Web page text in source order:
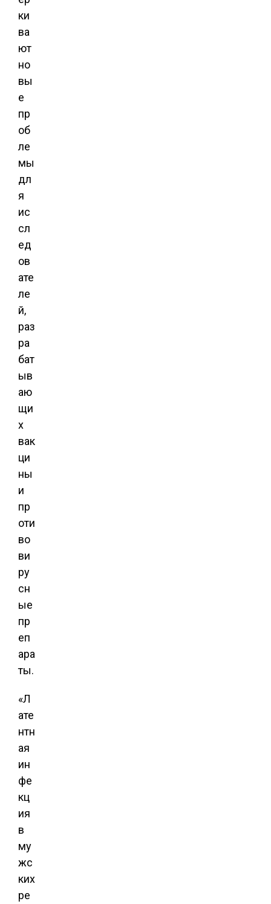
ки
ва
ют
но
вы
е
пр
об
ле
мы
дл
я
ис
сл
ед
ов
ате
ле
й,
раз
ра
бат
ыв
аю
щи
х
вак
ци
ны
и
пр
оти
во
ви
ру
сн
ые
пр
еп
ара
ты.
«Л
ате
нтн
ая
ин
фе
кц
ия
в
му
жс
ких
ре